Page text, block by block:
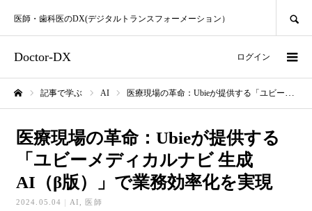
Doctor-DX
医師・歯科医のDX(デジタルトランスフォーメーション）
ログイン
記事で学ぶ AI 医療現場の革命：Ubieが提供する「ユビーメディカルナビ 生成AI（β版）」で業務効率化を実現
医療現場の革命：Ubieが提供する
「ユビーメディカルナビ 生成
AI（β版）」で業務効率化を実現
2024.05.04 AI 医師